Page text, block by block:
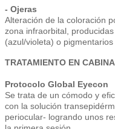
- Ojeras
Alteración de la coloración
zona infraorbital,
(azul/violeta) o pigmentarios
TRATAMIENTO EN
Protocolo Global Eyecon
Se trata de un cómodo y
con la solución
periocular- logrando unos